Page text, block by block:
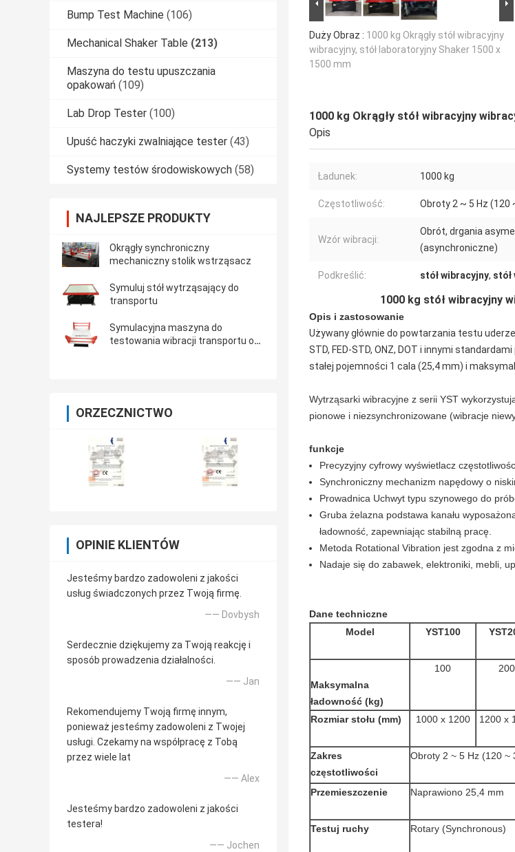
Bump Test Machine (106)
Mechanical Shaker Table (213)
Maszyna do testu upuszczania
opakowań (109)
Lab Drop Tester (100)
Upuść haczyki zwalniające tester (43)
Systemy testów środowiskowych (58)
NAJLEPSZE PRODUKTY
Okrągły synchroniczny
mechaniczny stolik wstrząsacz
Symuluj stół wytrząsający do
transportu
Symulacyjna maszyna do
testowania wibracji transportu o
ORZECZNICTWO
OPINIE KLIENTÓW
Jesteśmy bardzo zadowoleni z jakości
usług świadczonych przez Twoją firmę.
—— Dovbysh
Serdecznie dziękujemy za Twoją reakcję i
sposób prowadzenia działalności.
—— Jan
Rekomendujemy Twoją firmę innym,
ponieważ jesteśmy zadowoleni z Twojej
usługi. Czekamy na współpracę z Tobą
przez wiele lat
—— Alex
Jesteśmy bardzo zadowoleni z jakości
testera!
—— Jochen
Duży Obraz : 1000 kg Okrągły stół wibracyjny
wibracyjny, stół laboratoryjny Shaker 1500 x
1500 mm
1000 kg Okrągły stół wibracyjny
Opis
Ładunek: 1000 kg
Częstotliwość: Obroty 2 ~ 5 Hz (120
Wzór wibracji:
Obrót, drgania
(asynchroniczne)
Podkreślić: stół wibracyjny, stół
1000 kg stół wibracyjny
Opis i zastosowanie
Używany głównie do powtarzania testu
STD, FED-STD, ONZ, DOT i innymi
stałej pojemności 1 cala (25,4 mm) i
Wytrząsarki wibracyjne z serii YST
pionowe i niezsynchronizowane (wibracje
funkcje
Precyzyjny cyfrowy wyświetlacz
Synchroniczny mechanizm napędowy o
Prowadnica Uchwyt typu szynowego do
Gruba żelazna podstawa kanału
ładowność, zapewniając stabilną pracę.
Metoda Rotational Vibration jest zgodna z
Nadaje się do zabawek, elektroniki, mebli,
Dane techniczne
Model
YST100
Maksymalna
ładowność (kg)
100 200
Rozmiar stołu (mm) 1000 x 1200 1200 x
Zakres
częstotliwości
Obroty 2 ~ 5 Hz (120 ~
Przemieszczenie Naprawiono 25,4 mm
Testuj ruchy Rotary (Synchronous)